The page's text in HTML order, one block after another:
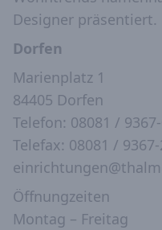
Designer präsentiert.
Dorfen
Marienplatz 1
84405 Dorfen
Telefon: 08081 /
Telefax: 08081 /
Öffnungzeiten
Montag – Freitag